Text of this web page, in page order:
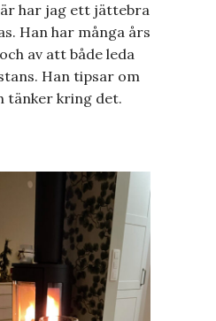
har jag ett jättebra
Han har många års
av att både leda
Han tipsar om
tänker kring det.